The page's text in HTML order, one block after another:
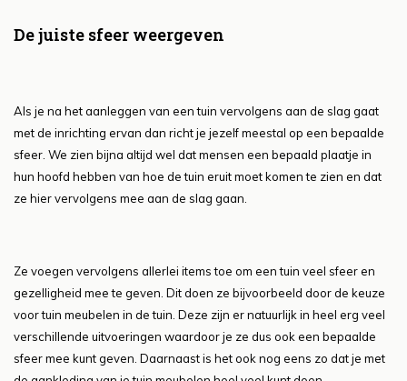
De juiste sfeer weergeven
Als je na het aanleggen van een tuin vervolgens aan de slag gaat
met de inrichting ervan dan richt je jezelf meestal op een bepaalde
sfeer. We zien bijna altijd wel dat mensen een bepaald plaatje in
hun hoofd hebben van hoe de tuin eruit moet komen te zien en dat
ze hier vervolgens mee aan de slag gaan.
Ze voegen vervolgens allerlei items toe om een tuin veel sfeer en
gezelligheid mee te geven. Dit doen ze bijvoorbeeld door de keuze
voor tuin meubelen in de tuin. Deze zijn er natuurlijk in heel erg veel
verschillende uitvoeringen waardoor je ze dus ook een bepaalde
sfeer mee kunt geven. Daarnaast is het ook nog eens zo dat je met